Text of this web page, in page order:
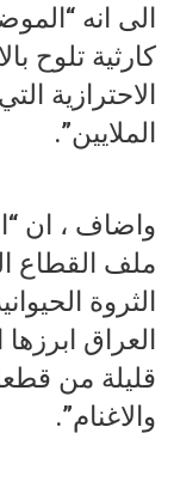
الى انه
كارثية تلوح
الاحترازية
الملايين”.
واضاف ، ان
ملف القطاع
العراق
قليلة من
والاغنام”.